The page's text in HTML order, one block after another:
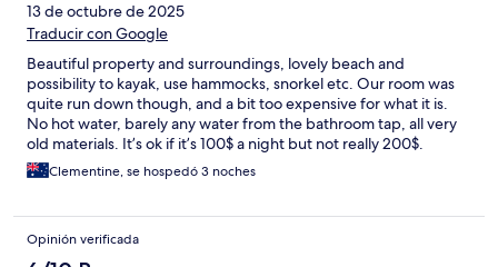
13 de octubre de 2025
Traducir con Google
Beautiful property and surroundings, lovely beach and
possibility to kayak, use hammocks, snorkel etc. Our room was
quite run down though, and a bit too expensive for what it is.
No hot water, barely any water from the bathroom tap, all very
old materials. It’s ok if it’s 100$ a night but not really 200$.
Clementine, se hospedó 3 noches
Opinión verificada